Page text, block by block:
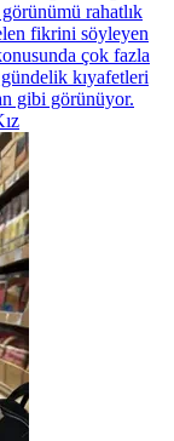
rahatlık
fikrini söyleyen
çok fazla
kıyafetleri
gibi görünüyor.